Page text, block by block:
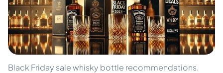
Black Friday sale whisky bottle recommendations.